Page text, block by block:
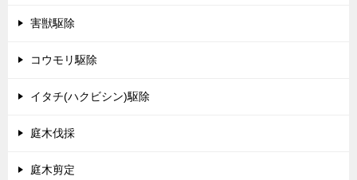
害獣駆除
コウモリ駆除
イタチ(ハクビシン)駆除
庭木伐採
庭木剪定